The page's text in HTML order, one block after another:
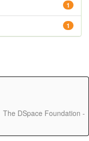
1
1
DSpace Foundation -